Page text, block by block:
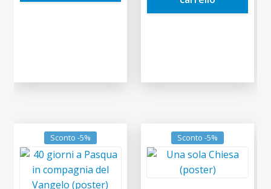
Sconto -5% Sconto -5%